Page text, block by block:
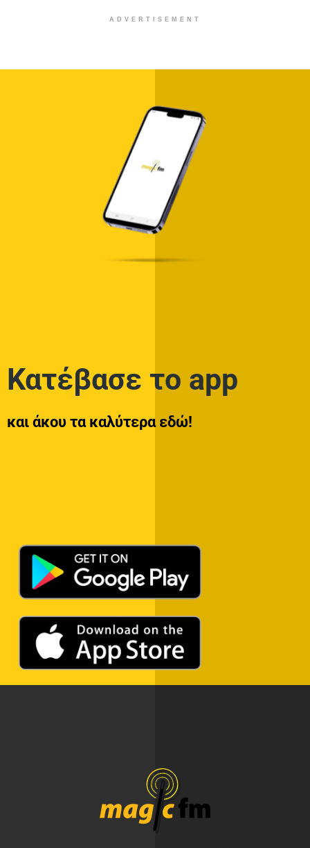
ADVERTISEMENT
Κατέβασε το app
και άκου τα καλύτερα εδώ!